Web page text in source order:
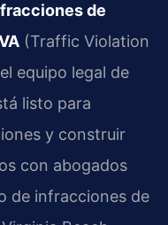
de
(Traffic Violation
equipo legal de
listo para
y construir
con abogados
de infracciones de